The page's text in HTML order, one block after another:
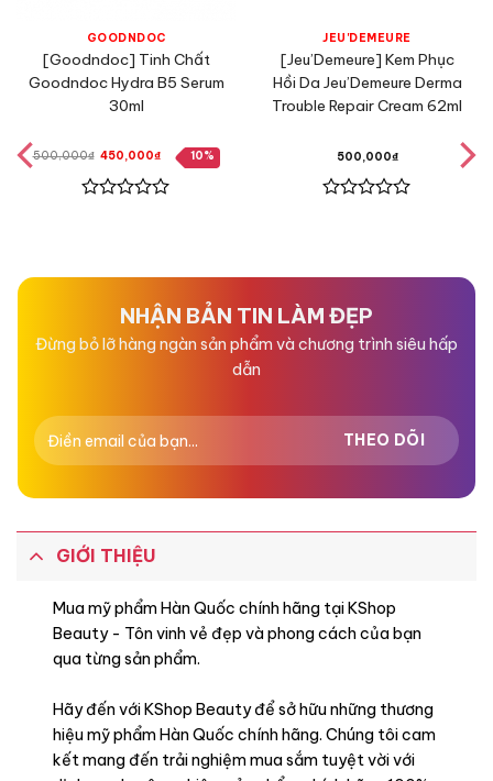
GOODNDOC
[Goodndoc] Tinh Chất
Goodndoc Hydra B5 Serum
30ml
500,000₫ Giá
gốc
500,000₫.
450,000₫Giá
hiện
là:
450,000₫.
10%
5
JEU'DEMEURE
[Jeu’Demeure] Kem Phục
Hồi Da Jeu’Demeure Derma
Trouble Repair Cream 62ml
500,000₫
5
NHẬN BẢN TIN LÀM ĐẸP
Đừng bỏ lỡ hàng ngàn sản phẩm và chương trình siêu hấp
dẫn
GIỚI THIỆU
Mua mỹ phẩm Hàn Quốc chính hãng tại KShop
Beauty - Tôn vinh vẻ đẹp và phong cách của bạn
qua từng sản phẩm.
Hãy đến với KShop Beauty để sở hữu những thương
hiệu mỹ phẩm Hàn Quốc chính hãng. Chúng tôi cam
kết mang đến trải nghiệm mua sắm tuyệt vời với